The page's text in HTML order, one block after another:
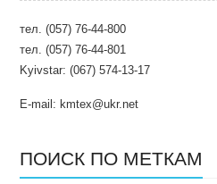
тел. (057) 76-44-800
тел. (057) 76-44-801
Kyivstar: (067) 574-13-17
E-mail: kmtex@ukr.net
ПОИСК ПО МЕТКАМ